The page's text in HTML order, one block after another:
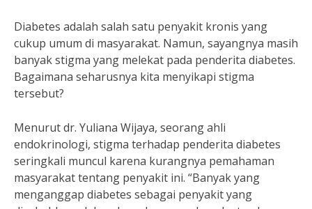
Diabetes adalah salah satu penyakit kronis yang
cukup umum di masyarakat. Namun, sayangnya masih
banyak stigma yang melekat pada penderita diabetes.
Bagaimana seharusnya kita menyikapi stigma
tersebut?
Menurut dr. Yuliana Wijaya, seorang ahli
endokrinologi, stigma terhadap penderita diabetes
seringkali muncul karena kurangnya pemahaman
masyarakat tentang penyakit ini. “Banyak yang
menganggap diabetes sebagai penyakit yang